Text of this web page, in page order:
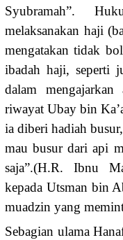
Syubramah”.
melaksanakan haji
mengatakan tidak
ibadah haji, seperti
dalam mengajarkan
riwayat Ubay bin
ia diberi hadiah
mau busur dari api
saja”.(H.R. Ibnu
kepada Utsman bin
muadzin yang
Sebagian ulama